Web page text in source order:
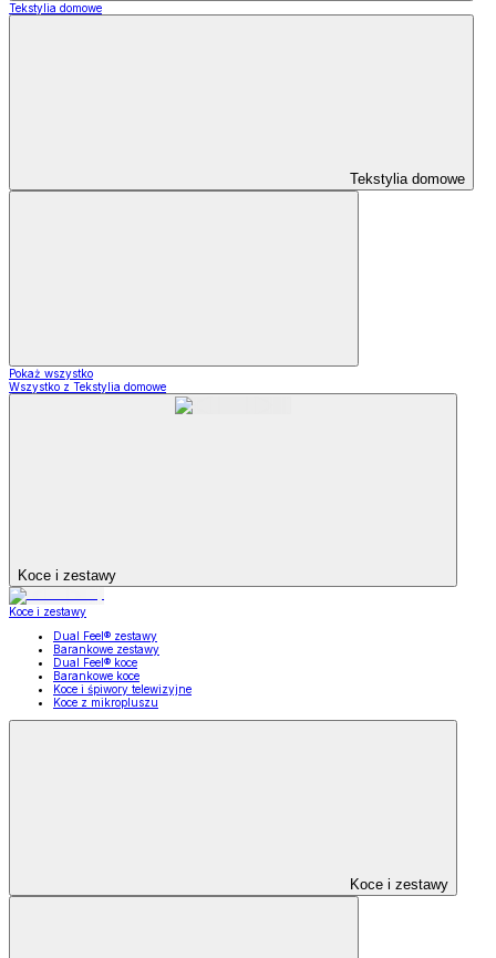
Tekstylia domowe
Tekstylia domowe
Pokaż wszystko
Wszystko z Tekstylia domowe
Koce i zestawy
Koce i zestawy
Dual Feel® zestawy
Barankowe zestawy
Dual Feel® koce
Barankowe koce
Koce i śpiwory telewizyjne
Koce z mikropluszu
Koce i zestawy